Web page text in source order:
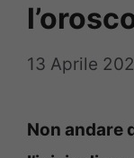
13 Aprile
Non andare